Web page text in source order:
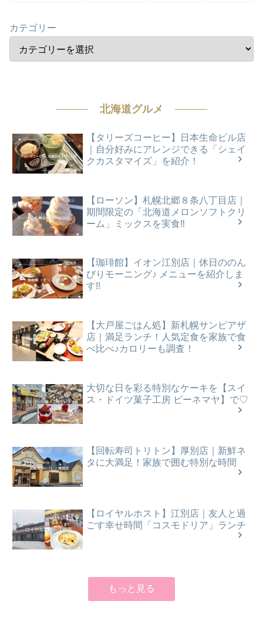
カテゴリー
北海道グルメ
【タリーズコーヒー】日本生命ビル店
｜自分好みにアレンジできる「シェイ
クカスタマイズ」を紹介！
【ローソン】札幌北郷８条八丁目店｜
期間限定の「北海道メロンソフトクリ
ーム」ミックスを実食‼
【珈琲館】イオン江別店｜休日ののん
びりモーニング♪ メニューを紹介しま
す!!
【大戸屋ごはん処】新札幌サンピアザ
店｜満足ランチ！人気定食を家族で食
べ比べ♪カロリーも調査！
大切な日を彩る特別なケーキを【スイ
ス・ドイツ菓子工房 ビーネマヤ】で♡
【回転寿司トリトン】厚別店｜新鮮ネ
タに大満足！家族で囲む特別な時間
【ロイヤルホスト】江別店｜友人と過
ごす幸せ時間「コスモドリア」ランチ
もっと見る